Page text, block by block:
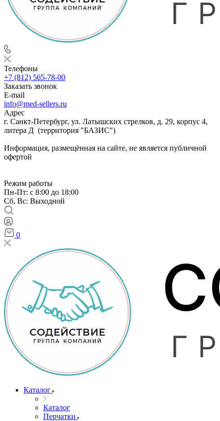
Телефоны
+7 (812) 565-78-00
Заказать звонок
E-mail
info@med-sellers.ru
Адрес
г. Санкт-Петербург, ул. Латышских стрелков, д. 29, корпус 4,
литера Д (территория "БАЗИС")
Информация, размещённая на сайте, не является публичной
офертой
Режим работы
Пн-Пт: с 8:00 до 18:00
Сб, Вс: Выходной
0
Каталог
Каталог
Перчатки